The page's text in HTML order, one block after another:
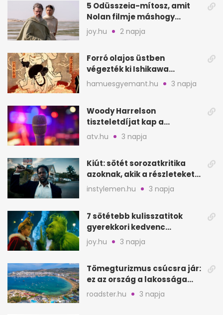
5 Odüsszeia-mítosz, amit
Nolan filmje máshogy
mutat, mint Homérosz
joy.hu 2 napja
Forró olajos üstben
végezték ki Ishikawa
Goemont, Japán Robin
Hoodját
hamuesgyemant.hu 3 napja
Woody Harrelson
tiszteletdíjat kap a
Szarajevói Filmfesztiválon
atv.hu 3 napja
Kiút: sötét sorozatkritika
azoknak, akik a részleteket
keresik
instylemen.hu 3 napja
7 sötétebb kulisszatitok
gyerekkori kedvenc
filmjeinkről a Joy szerint
joy.hu 3 napja
Tömegturizmus csúcsra jár:
ez az ország a lakossága
kétszeresét fogadja
roadster.hu 3 napja